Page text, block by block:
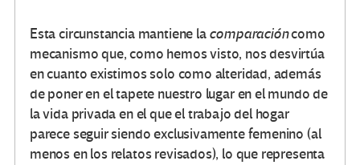
Esta circunstancia mantiene lacomparacióncomo
mecanismo que, como hemos visto, nos desvirtúa
en cuanto existimos solo como alteridad, además
de poner en el tapete nuestro lugar en el mundo de
la vida privada en el que el trabajo del hogar
parece seguir siendo exclusivamente femenino (al
menos en los relatos revisados), lo que representa